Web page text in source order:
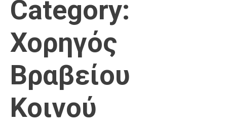
Category:
Χορηγός
Βραβείου
Κοινού